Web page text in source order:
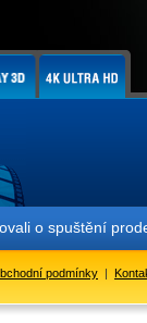
o spuštění
podmínky |